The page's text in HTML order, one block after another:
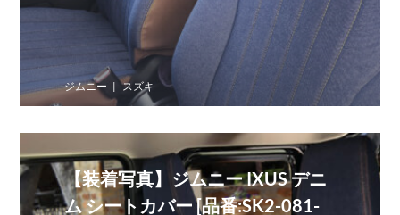
ジムニー スズキ
【装着写真】ジムニー IXUS デニ
ム シートカバー [品番:SK2-081-